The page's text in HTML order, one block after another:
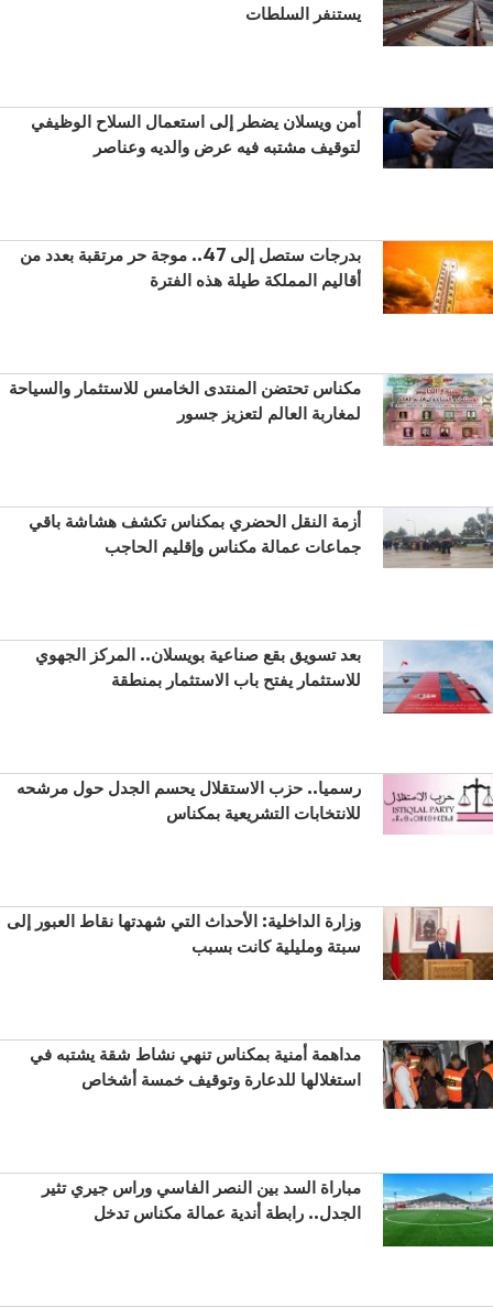
يستنفر السلطات
أمن ويسلان يضطر إلى استعمال السلاح الوظيفي
لتوقيف مشتبه فيه عرض والديه وعناصر
بدرجات ستصل إلى 47.. موجة حر مرتقبة بعدد من
أقاليم المملكة طيلة هذه الفترة
مكناس تحتضن المنتدى الخامس للاستثمار والسياحة
لمغاربة العالم لتعزيز جسور
أزمة النقل الحضري بمكناس تكشف هشاشة باقي
جماعات عمالة مكناس وإقليم الحاجب
بعد تسويق بقع صناعية بويسلان.. المركز الجهوي
للاستثمار يفتح باب الاستثمار بمنطقة
رسميا.. حزب الاستقلال يحسم الجدل حول مرشحه
للانتخابات التشريعية بمكناس
وزارة الداخلية: الأحداث التي شهدتها نقاط العبور إلى
سبتة ومليلية كانت بسبب
مداهمة أمنية بمكناس تنهي نشاط شقة يشتبه في
استغلالها للدعارة وتوقيف خمسة أشخاص
مباراة السد بين النصر الفاسي وراس جيري تثير
الجدل.. رابطة أندية عمالة مكناس تدخل